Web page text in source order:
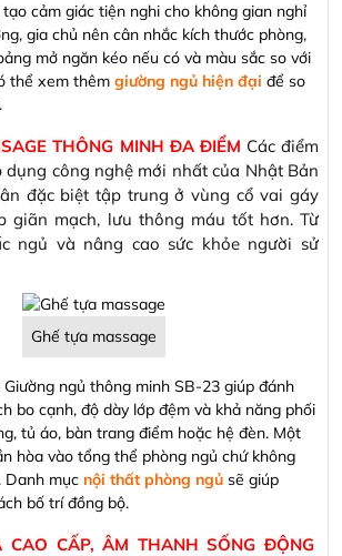
cảm giác tiện nghi cho không gian nghỉ
gia chủ nên cân nhắc kích thước phòng,
mở ngăn kéo nếu có và màu sắc so với
thể xem thêm giường ngủ hiện đại để so
THÔNG MINH ĐA ĐIỂM Các điểm
dụng công nghệ mới nhất của Nhật Bản
đặc biệt tập trung ở vùng cổ vai gáy
giãn mạch, lưu thông máu tốt hơn. Từ
ngủ và nâng cao sức khỏe người sử
Ghế tựa massage
ngủ thông minh SB-23 giúp đánh
bo cạnh, độ dày lớp đệm và khả năng phối
tủ áo, bàn trang điểm hoặc hệ đèn. Một
hòa vào tổng thể phòng ngủ chứ không
Danh mục nội thất phòng ngủ sẽ giúp
bố trí đồng bộ.
CAO CẤP, ÂM THANH SỐNG ĐỘNG